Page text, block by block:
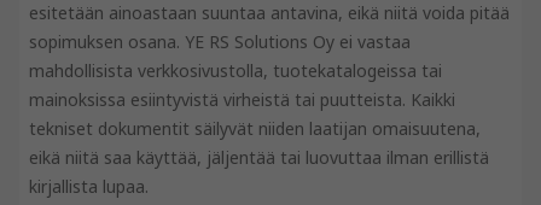
esitetään ainoastaan suuntaa antavina, eikä niitä voida pitää
sopimuksen osana. YE RS Solutions Oy ei vastaa
mahdollisista verkkosivustolla, tuotekatalogeissa tai
mainoksissa esiintyvistä virheistä tai puutteista. Kaikki
tekniset dokumentit säilyvät niiden laatijan omaisuutena,
eikä niitä saa käyttää, jäljentää tai luovuttaa ilman erillistä
kirjallista lupaa.